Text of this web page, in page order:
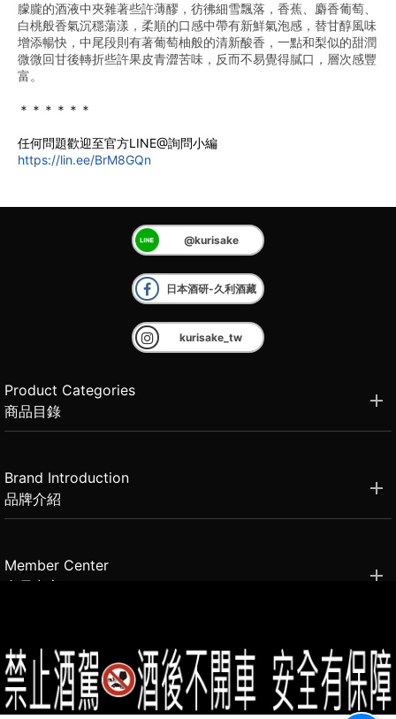
朦朧的酒液中夾雜著些許薄醪，彷彿細雪飄落，香蕉、麝香葡萄、
白桃般香氣沉穩蕩漾，柔順的口感中帶有新鮮氣泡感，替甘醇風味
增添暢快，中尾段則有著葡萄柚般的清新酸香，一點和梨似的甜潤
微微回甘後轉折些許果皮青澀苦味，反而不易覺得膩口，層次感豐
富。
＊＊＊＊＊＊
任何問題歡迎至官方LINE@詢問小編
https://lin.ee/BrM8GQn
@kurisake
日本酒研-久利酒藏
kurisake_tw
Product Categories
商品目錄
Brand Introduction
品牌介紹
Member Center
會員中心
2021思橙國際有限公司 版權所有 禁止轉貼節錄 All rights reserved.